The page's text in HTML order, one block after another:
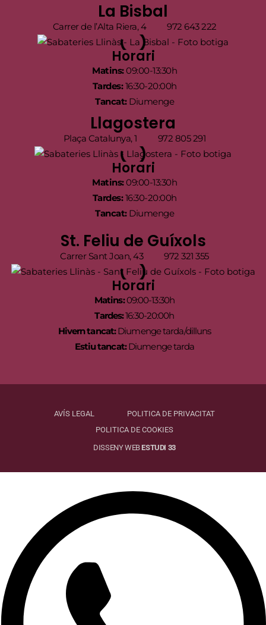
La Bisbal
Carrer de l’Alta Riera, 4 972 643 222
Horari
Matins:09:00-13:30h
Tardes:16:30-20:00h
Tancat:Diumenge
Llagostera
Plaça Catalunya, 1 972 805 291
Horari
Matins:09:00-13:30h
Tardes:16:30-20:00h
Tancat:Diumenge
St. Feliu de Guíxols
Carrer Sant Joan, 43 972 321 355
Horari
Matins:09:00-13:30h
Tardes:16:30-20:00h
Hivern tancat:Diumenge tarda/dilluns
Estiu tancat:Diumenge tarda
AVÍS LEGAL
POLITICA DE PRIVACITAT
POLITICA DE COOKIES
DISSENY WEBESTUDI 33